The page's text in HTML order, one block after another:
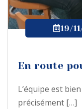
19/
En route
L’équipe est
précisément […]